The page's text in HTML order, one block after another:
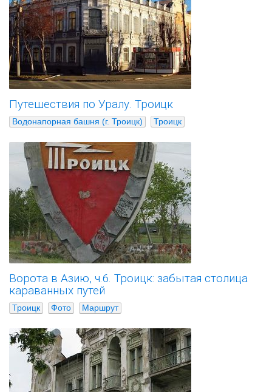
Путешествия по Уралу. Троицк
Водонапорная башня (г. Троицк) Троицк
Ворота в Азию, ч.6. Троицк: забытая столица
караванных путей
Троицк Фото Маршрут